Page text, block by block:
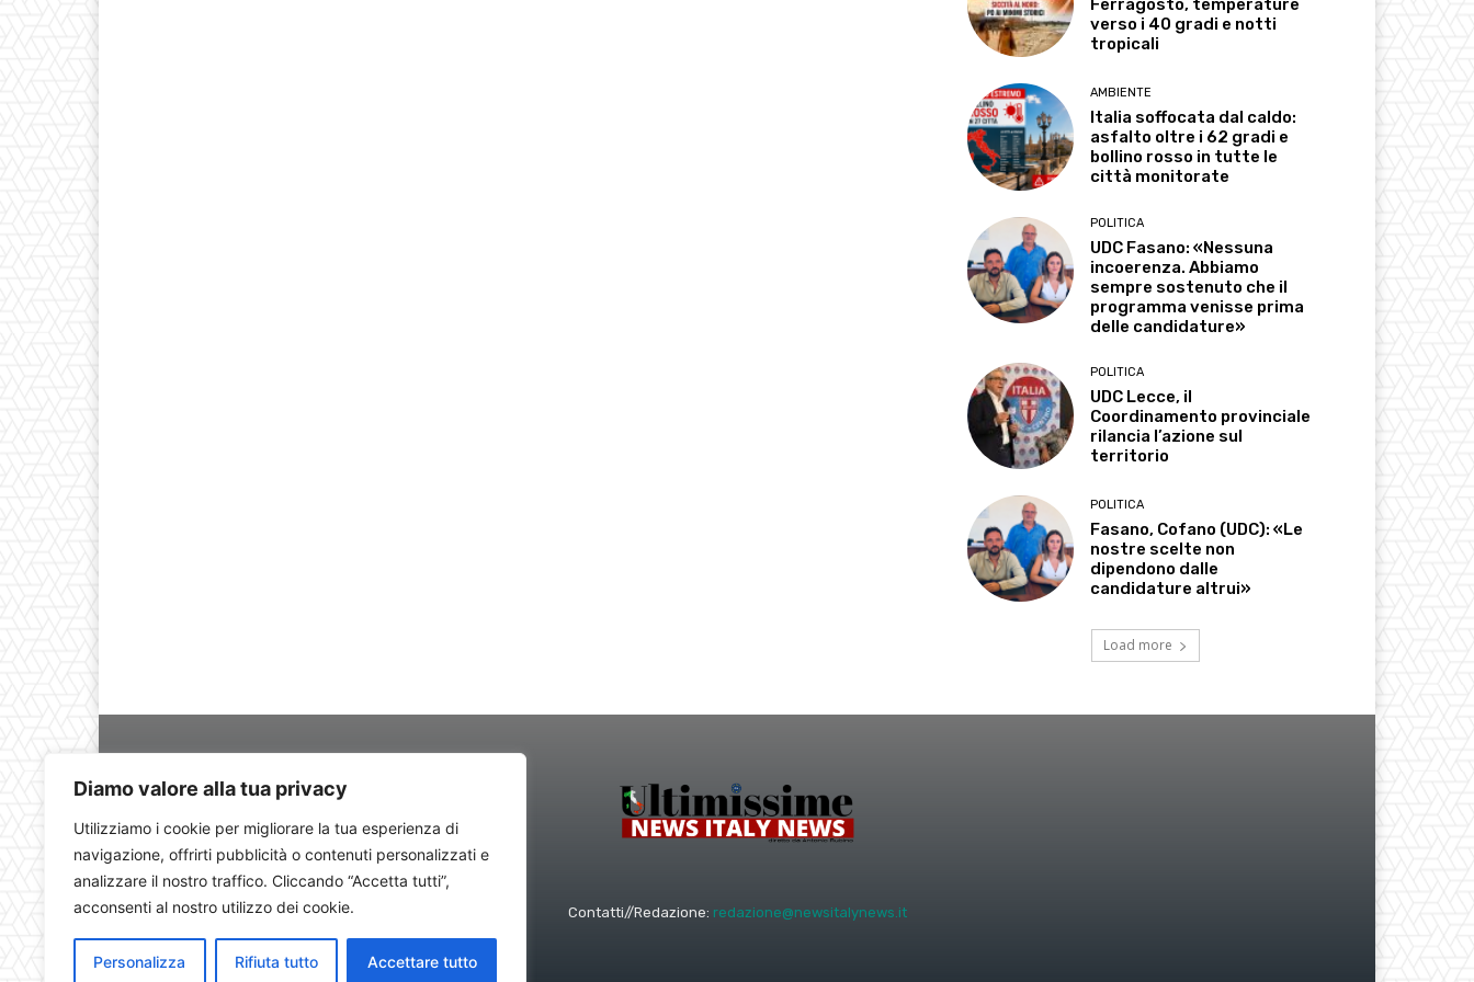
Diamo valore alla tua privacy
Utilizziamo i cookie per migliorare la tua esperienza di
navigazione, offrirti pubblicità o contenuti personalizzati e
analizzare il nostro traffico. Cliccando “Accetta tutti”,
acconsenti al nostro utilizzo dei cookie.
Personalizza Rifiuta tutto Accettare tutto
Ferragosto, temperature
verso i 40 gradi e notti
tropicali
AMBIENTE
Italia soffocata dal caldo:
asfalto oltre i 62 gradi e
bollino rosso in tutte le
città monitorate
POLITICA
UDC Fasano: «Nessuna
incoerenza. Abbiamo
sempre sostenuto che il
programma venisse prima
delle candidature»
POLITICA
UDC Lecce, il
Coordinamento provinciale
rilancia l’azione sul
territorio
POLITICA
Fasano, Cofano (UDC): «Le
nostre scelte non
dipendono dalle
candidature altrui»
Load more
Contatti//Redazione: redazione@newsitalynews.it